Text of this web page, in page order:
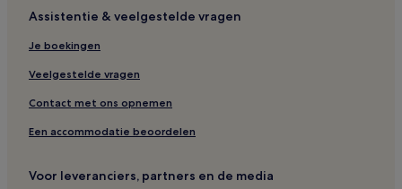
Assistentie & veelgestelde vragen
Je boekingen
Veelgestelde vragen
Contact met ons opnemen
Een accommodatie beoordelen
Voor leveranciers, partners en de media